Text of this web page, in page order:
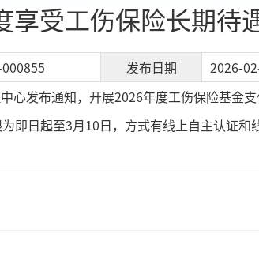
享受工伤保险长期待
发布日期 2026-
心发布通知，开展2026年度工伤保险基金
即日起至3月10日，方式有线上自主认证